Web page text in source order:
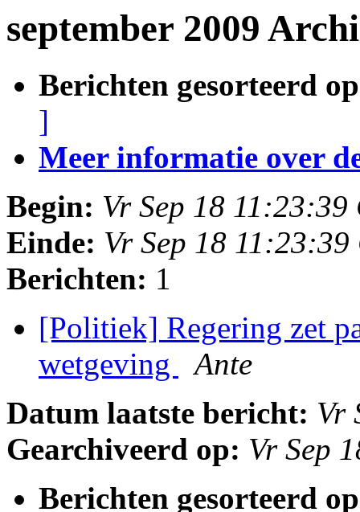
september 2009
Berichten gesorteerd
]
Meer informatie over
Begin: Vr Sep 18 11:23:39
Einde: Vr Sep 18 11:23:39
Berichten: 1
[Politiek] Regering zet
wetgeving
Ante
Datum laatste bericht: Vr
Gearchiveerd op: Vr Sep
Berichten gesorteerd